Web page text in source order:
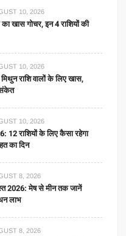
10, 2026
खास गोचर, इन 4 राशियों की
10, 2026
राशि वालों के लिए खास,
10, 2026
12 राशियों के लिए कैसा रहेगा
का दिन
8, 2026
2026: मेष से मीन तक जानें
लाभ
8, 2026